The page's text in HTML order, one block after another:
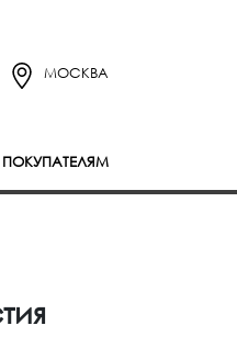
МОСКВА
ПОКУПАТЕЛЯМ